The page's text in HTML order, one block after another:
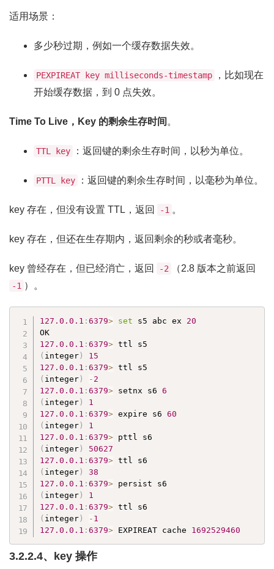
适用场景：
多少秒过期，例如一个缓存数据失效。
PEXPIREAT key milliseconds-timestamp
，比如现在
开始缓存数据，到 0 点失效。
Time To Live，Key 的剩余生存时间 。
TTL key ：返回键的剩余生存时间，以秒为单位。
PTTL key ：返回键的剩余生存时间，以毫秒为单位。
key 存在，但没有设置 TTL，返回 -1 。
key 存在，但还在生存期内，返回剩余的秒或者毫秒。
key 曾经存在，但已经消亡，返回 -2 （2.8 版本之前返回
-1 ）。
127.0 .0 .1 :6379> set s5 abc ex 20
127.0 .0 .1 :6379>
( integer)
15
127.0 .0 .1 :6379>
( integer) - 2
127.0 .0 .1 :6379> setnx s6 6
( integer)
1
127.0 .0 .1 :6379> expire s6 60
( integer)
1
127.0 .0 .1 :6379>
( integer)
50627
127.0 .0 .1 :6379>
( integer)
38
127.0 .0 .1 :6379>
( integer)
1
127.0 .0 .1 :6379>
( integer) - 1
127.0 .0 .1 :6379> EXPIREAT cache 1692529460
3.2.2.4、key 操作